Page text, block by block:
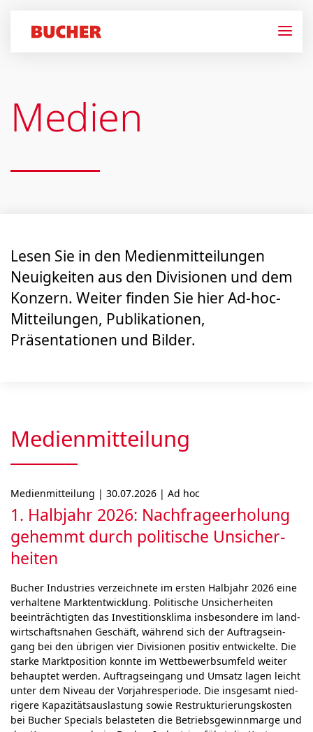
Medien
Lesen Sie in den Medien­mitteilungen
Neuigkeiten aus den Divisionen und dem
Konzern. Weiter finden Sie hier Ad-hoc-
Mitteilungen, Publikationen,
Präsentationen und Bilder.
Medienmitteilung
Medienmitteilung | 30.07.2026 | Ad hoc
1. Halbjahr 2026: Nach­frage­erholung
gehemmt durch poli­ti­sche Unsicher­
heiten
Bucher Industries ver­zeich­ne­te im ers­ten Halb­jahr 2026 eine
ver­hal­tene Marktent­wick­lung. Politische Unsi­cher­hei­ten
beein­träch­tigten das Inves­titions­klima ins­be­son­de­re im land­
wirt­schafts­nahen Geschäft, wäh­rend sich der Auf­trags­ein­
gang bei den übrigen vier Di­vi­sio­nen posi­tiv ent­wick­el­te. Die
starke Marktposition konn­te im Wett­bewerbs­um­feld weiter
behauptet wer­den. Auf­trags­ein­gang und Umsatz lagen leicht
unter dem Niveau der Vor­jahr­es­peri­ode. Die ins­ge­samt nied­
ri­ge­re Kapa­zitäts­aus­las­tung sowie Restruk­tu­rie­rungs­kos­ten
bei Bucher Specials be­las­te­ten die Betriebs­gewinn­marge und